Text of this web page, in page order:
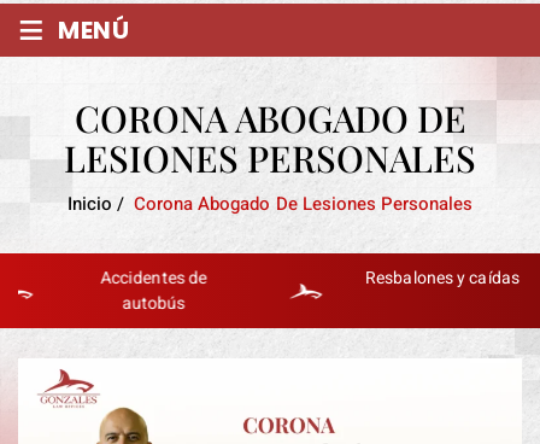
≡ MENÚ
CORONA ABOGADO DE
LESIONES PERSONALES
Inicio /Corona Abogado De Lesiones Personales
Accidentes de
autobús
Resbalones y caídas